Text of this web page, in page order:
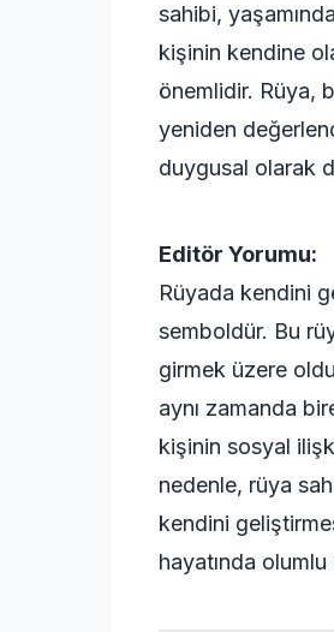
sahibi,
kişinin kendine
önemlidir. Rüya,
yeniden
duygusal olarak
Editör Yorumu:
Rüyada kendini
semboldür. Bu
girmek üzere
aynı zamanda
kişinin sosyal
nedenle, rüya
kendini
hayatında